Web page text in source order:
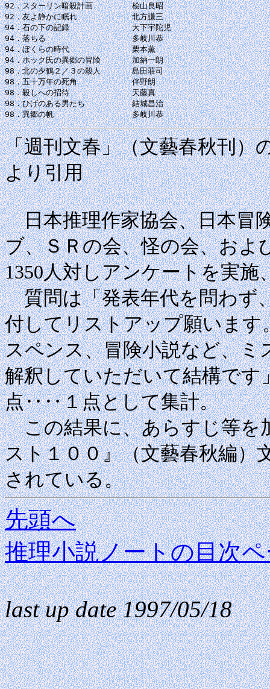
92．スターリン暗殺計画　　　　　桧山良昭
92．友よ静かに眠れ　　　　　　　北方謙三
94．石の下の記録　　　　　　　　大下宇陀児
94．落ちる　　　　　　　　　　　多岐川恭
94．ぼくらの時代　　　　　　　　栗本薫
94．ホック氏の異郷の冒険　　　　加納一朗
98．北の夕鶴２／３の殺人　　　　島田荘司
98．五十万年の死角　　　　　　　伴野朗
98．殺しへの招待　　　　　　　　天藤真
98．ひげのある男たち　　　　　　結城昌治
「週刊文春」（文藝春秋刊）
より引用
日本推理作家協会、日本冒
ブ、ＳＲの会、怪の会、およ
1350人対しアンケートを実施
質問は「発表年代を問わず
付してリストアップ願いま
スペンス、冒険小説など、
解釈していただいて結構です
点‥‥１点として集計。
この結果に、あらすじ等を
スト１００』（文藝春秋編
されている。
先頭へ
推理小説ノートの目次
last up date 1997/05/18